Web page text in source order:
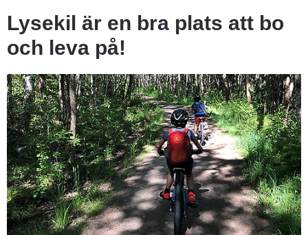
Lysekil är en bra plats att bo
och leva på!